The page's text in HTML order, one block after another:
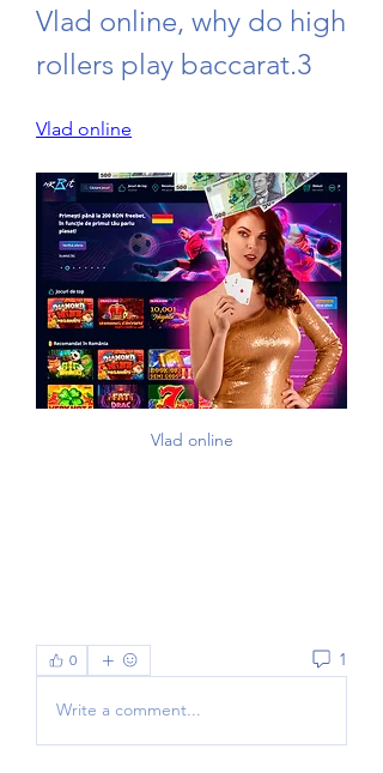
Vlad online, why do high
rollers play baccarat.3
Vlad online
Vlad online
0 1
Write a comment...